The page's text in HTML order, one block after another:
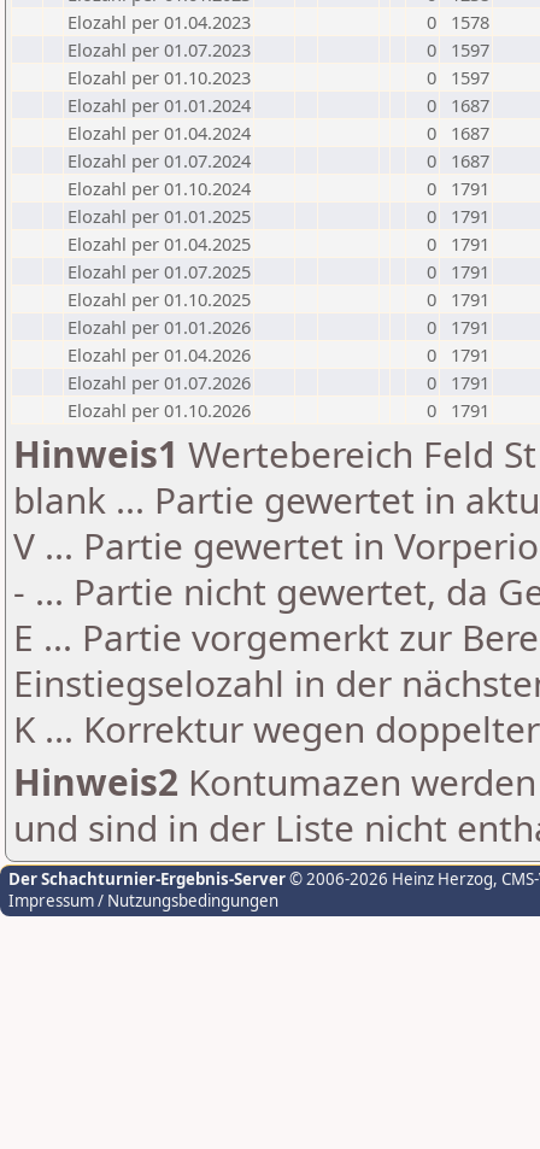
Elozahl per 01.04.2023
0
1578
Elozahl per 01.07.2023
0
1597
Elozahl per 01.10.2023
0
1597
Elozahl per 01.01.2024
0
1687
Elozahl per 01.04.2024
0
1687
Elozahl per 01.07.2024
0
1687
Elozahl per 01.10.2024
0
1791
Elozahl per 01.01.2025
0
1791
Elozahl per 01.04.2025
0
1791
Elozahl per 01.07.2025
0
1791
Elozahl per 01.10.2025
0
1791
Elozahl per 01.01.2026
0
1791
Elozahl per 01.04.2026
0
1791
Elozahl per 01.07.2026
0
1791
Elozahl per 01.10.2026
0 1791
Hinweis1 Wertebereich Feld
blank ... Partie gewertet in
V ... Partie gewertet in
- ... Partie nicht gewertet, da
E ... Partie vorgemerkt zur
Einstiegselozahl in der
K ... Korrektur wegen
Hinweis2 Kontumazen
und sind in der Liste nicht
Der Schachturnier-Ergebnis-Server© 2006-2026 Heinz Herzog,
Impressum / Nutzungsbedingungen